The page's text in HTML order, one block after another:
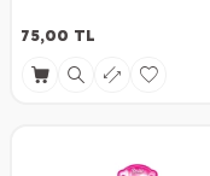
75,00 TL